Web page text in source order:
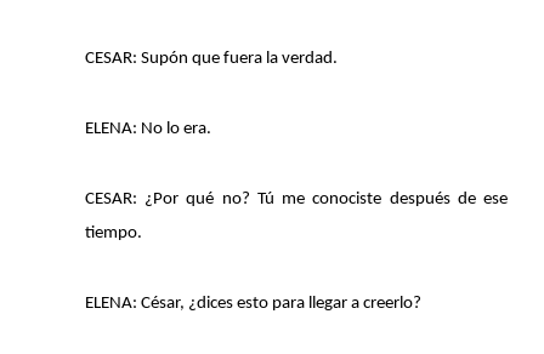
CESAR: Supón que fuera la verdad.
ELENA: No lo era.
CESAR: ¿Por qué no? Tú me conociste después de ese
tiempo.
ELENA: César, ¿dices esto para llegar a creerlo?